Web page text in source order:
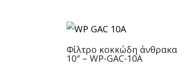
Φίλτρο κοκκώδη άνθρακα
10″ – WP-GAC-10A